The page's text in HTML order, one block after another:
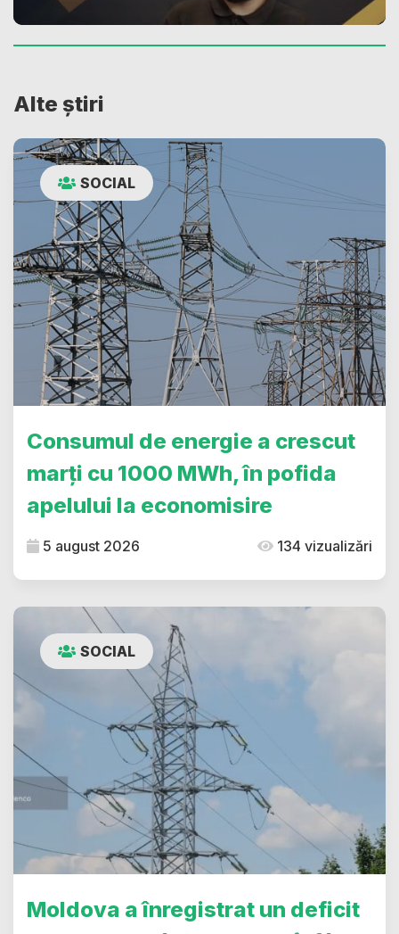
Alte știri
SOCIAL
Consumul de energie a crescut
marți cu 1000 MWh, în pofida
apelului la economisire
5 august 2026 134 vizualizări
SOCIAL
Moldova a înregistrat un deficit